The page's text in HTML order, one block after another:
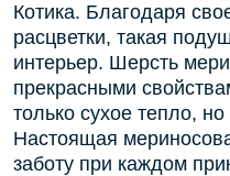
Котика. Благодаря
расцветки, такая
интерьер. Шерсть
прекрасными
только сухое тепло,
Настоящая
заботу при каждом